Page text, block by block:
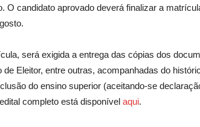
O candidato aprovado deverá finalizar a
será exigida a entrega das cópias dos
de Eleitor, entre outras, acompanhadas do
do ensino superior (aceitando-se
completo está disponível aqui.